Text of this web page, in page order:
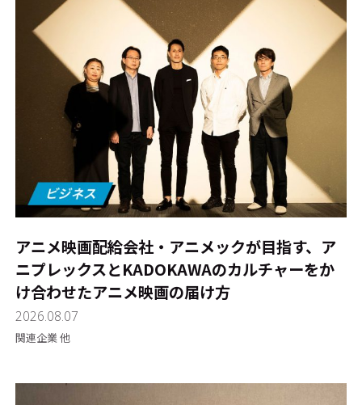
#サステナブルな取り組み #スタッフが語る
#リクルート
運営会社 プライバシーポリシー
本サイトご利用にあたって Cookie Settings
お問い合わせ
アニメ映画配給会社・アニメックが目指す、ア
ニプレックスとKADOKAWAのカルチャーをか
け合わせたアニメ映画の届け方
2026.08.07
関連企業 他